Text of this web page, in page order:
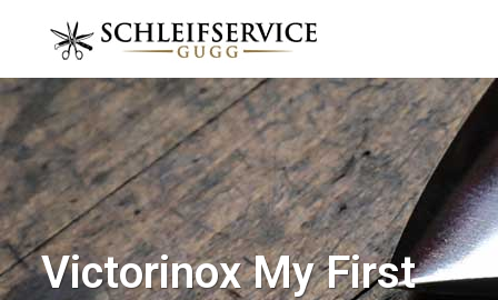
Victorinox My First